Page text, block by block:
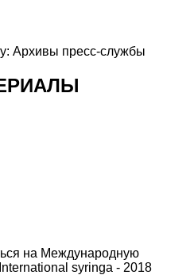
Архивы пресс-службы
на Международную
syringa - 2018